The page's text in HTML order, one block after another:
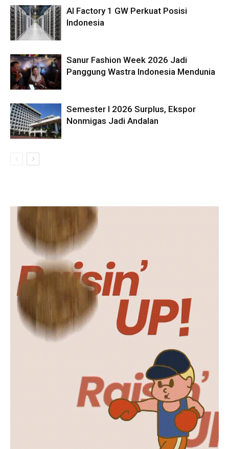
AI Factory 1 GW Perkuat Posisi
Indonesia
Sanur Fashion Week 2026 Jadi
Panggung Wastra Indonesia Mendunia
Semester I 2026 Surplus, Ekspor
Nonmigas Jadi Andalan